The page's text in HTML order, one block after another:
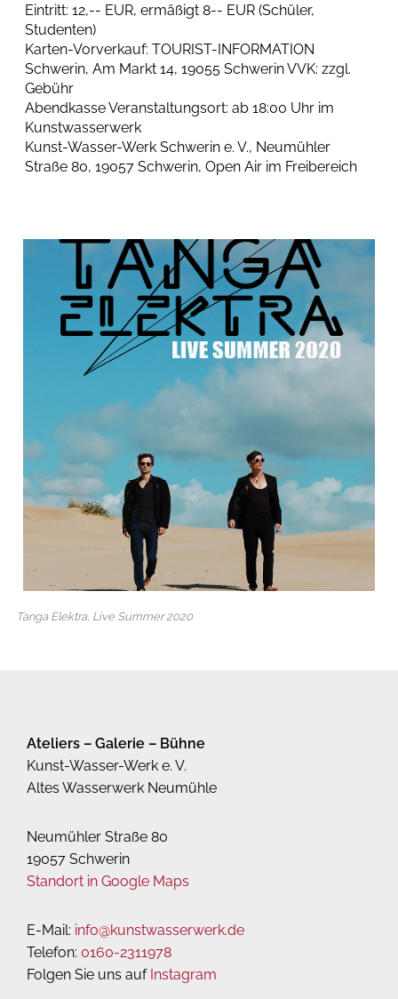
Eintritt: 12,-- EUR, ermäßigt 8-- EUR (Schüler,
Studenten)
Karten-Vorverkauf: TOURIST-INFORMATION
Schwerin, Am Markt 14, 19055 Schwerin VVK: zzgl.
Gebühr
Abendkasse Veranstaltungsort: ab 18:00 Uhr im
Kunstwasserwerk
Kunst-Wasser-Werk Schwerin e. V., Neumühler
Straße 80, 19057 Schwerin, Open Air im Freibereich
Tanga Elektra, Live Summer 2020
Ateliers – Galerie – Bühne
Kunst-Wasser-Werk e. V.
Altes Wasserwerk Neumühle
Neumühler Straße 80
19057 Schwerin
Standort in Google Maps
E-Mail: info@kunstwasserwerk.de
Telefon: 0160-2311978
Folgen Sie uns auf Instagram